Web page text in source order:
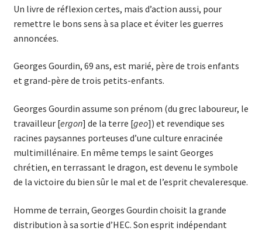
Un livre de réflexion certes, mais d’action aussi, pour
remettre le bons sens à sa place et éviter les guerres
annoncées.
Georges Gourdin, 69 ans, est marié, père de trois enfants
et grand-père de trois petits-enfants.
Georges Gourdin assume son prénom (du grec laboureur, le
travailleur [ergon] de la terre [geo]) et revendique ses
racines paysannes porteuses d’une culture enracinée
multimillénaire. En même temps le saint Georges
chrétien, en terrassant le dragon, est devenu le symbole
de la victoire du bien sûr le mal et de l’esprit chevaleresque.
Homme de terrain, Georges Gourdin choisit la grande
distribution à sa sortie d’HEC. Son esprit indépendant